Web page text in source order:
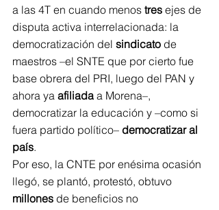
a las 4T en cuando menos tres ejes de
disputa activa interrelacionada: la
democratización del sindicato de
maestros –el SNTE que por cierto fue
base obrera del PRI, luego del PAN y
ahora ya afiliada a Morena–,
democratizar la educación y –como si
fuera partido político– democratizar al
país.
Por eso, la CNTE por enésima ocasión
llegó, se plantó, protestó, obtuvo
millones de beneficios no